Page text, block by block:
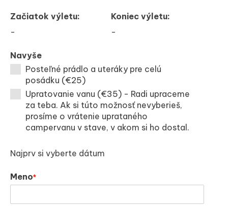
Začiatok výletu:
-
Koniec výletu:
-
Navyše
Posteľné prádlo a uteráky pre celú
posádku (€25)
Upratovanie vanu (€35) - Radi upraceme
za teba. Ak si túto možnosť nevyberieš,
prosíme o vrátenie uprataného
campervanu v stave, v akom si ho dostal.
Najprv si vyberte dátum
Meno*